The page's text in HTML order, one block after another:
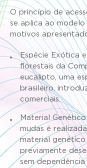
O princípio de
se aplica ao
motivos
Espécie Exótica
florestais da
eucalipto, uma
brasileiro,
comerciais.
Material
mudas é
material
previamente
sem